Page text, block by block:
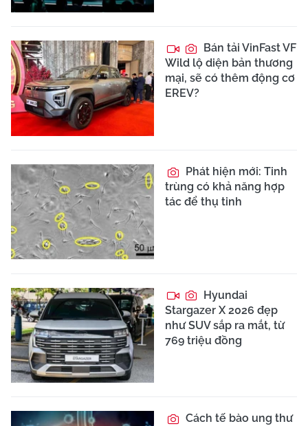
Bán tải VinFast VF
Wild lộ diện bản thương
mại, sẽ có thêm động cơ
EREV?
Phát hiện mới: Tinh
trùng có khả năng hợp
tác để thụ tinh
Hyundai
Stargazer X 2026 đẹp
như SUV sắp ra mắt, từ
769 triệu đồng
Cách tế bào ung thư